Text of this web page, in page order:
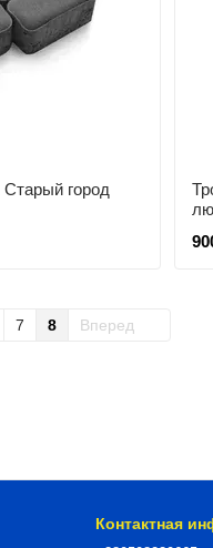
Старый город
7 8 Вперед
Контактная